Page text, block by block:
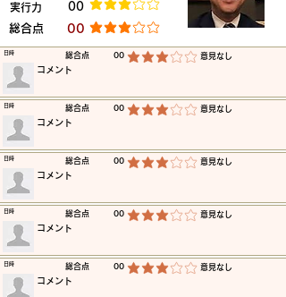
​実行力 ​00 平均評価 3 /5
​総合点 ​00 平均評価 3 /5
​総合点 00 平均評価 3 /5 ​意見なし
​日時
​コメント
​総合点 00 平均評価 3 /5 ​意見なし
​日時
​コメント
​総合点 00 平均評価 3 /5 ​意見なし
​日時
​コメント
​総合点 00 平均評価 3 /5 ​意見なし
​日時
​コメント
​総合点 00 平均評価 3 /5 ​意見なし
​日時
​コメント